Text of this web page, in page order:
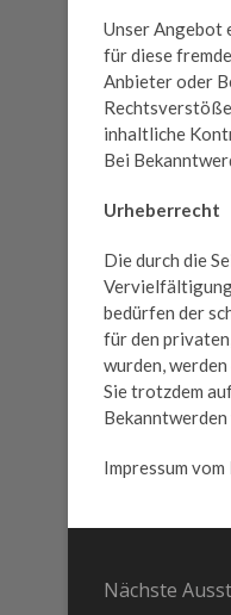
Unser Angebot
für diese
Anbieter oder
inhaltliche
Bei
Urheberrecht
Die durch die
bedürfen der
für den
wurden,
Sie trotzdem
Impressum vom
Nächste